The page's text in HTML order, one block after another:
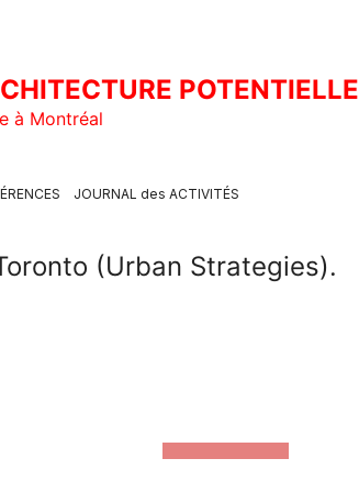
POTENTIELLE
à Montréal
JOURNAL des ACTIVITÉS
(Urban Strategies).